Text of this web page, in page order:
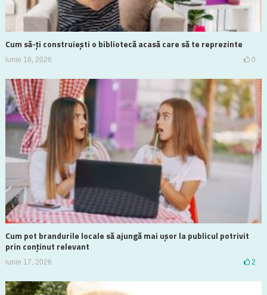
Cum să-ți construiești o bibliotecă acasă care să te reprezinte
iunie 18, 2026 0
Cum pot brandurile locale să ajungă mai ușor la publicul potrivit
prin conținut relevant
iunie 17, 2026 2